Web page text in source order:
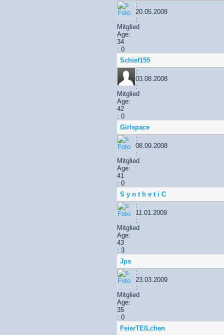
:
20.05.2008
:
Mitglied
Age:
34
: 0
Schief155
:
03.08.2008
:
Mitglied
Age:
42
: 0
Girlspace
:
08.09.2008
:
Mitglied
Age:
41
: 0
S y n t h e t i C
:
11.01.2009
:
Mitglied
Age:
43
: 3
Jps
:
23.03.2009
:
Mitglied
Age:
35
: 0
FeierTEILchen